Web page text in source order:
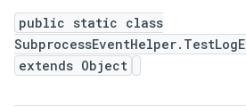
public static class
extends Object